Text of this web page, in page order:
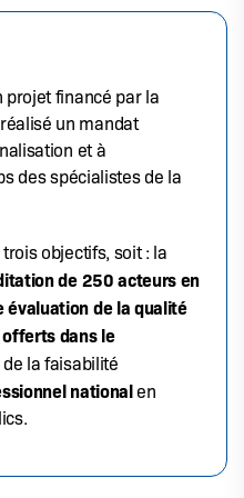
projet financé par la
un mandat
et à
des spécialistes de la
objectifs, soit : la
de 250 acteurs en
évaluation de la qualité
dans le
la faisabilité
nationalen